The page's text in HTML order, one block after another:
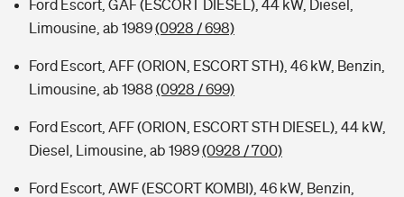
Ford Escort, GAF (ESCORT DIESEL), 44 kW, Diesel,
Limousine, ab 1989(0928 / 698)
Ford Escort, AFF (ORION, ESCORT STH), 46 kW, Benzin,
Limousine, ab 1988 (0928 / 699)
Ford Escort, AFF (ORION, ESCORT STH DIESEL), 44 kW,
Diesel, Limousine, ab 1989(0928 / 700)
Ford Escort, AWF (ESCORT KOMBI), 46 kW, Benzin,